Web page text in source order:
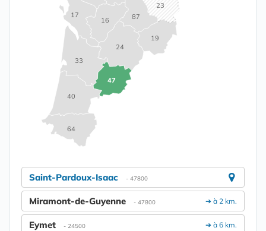
16
17
19
23
24
33
40
47
64
87
Saint-Pardoux-Isaac - 47800
➔ à 2 km.
Miramont-de-Guyenne - 47800
➔ à 6 km.
Eymet - 24500